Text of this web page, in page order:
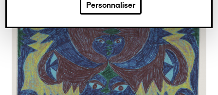
Personnaliser